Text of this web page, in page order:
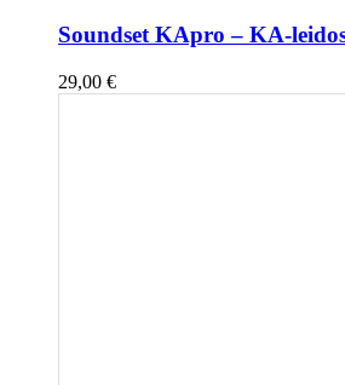
Soundset KApro – KA-
29,00 €